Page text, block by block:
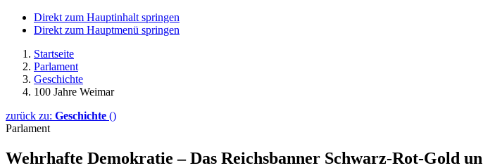
Direkt zum Hauptinhalt springen
Direkt zum Hauptmenü springen
Startseite
Parlament
Geschichte
100 Jahre Weimar
zurück zu: Geschichte ()
Parlament
Wehrhafte Demokratie – Das Reichsbanner Schwarz-Rot-Gold